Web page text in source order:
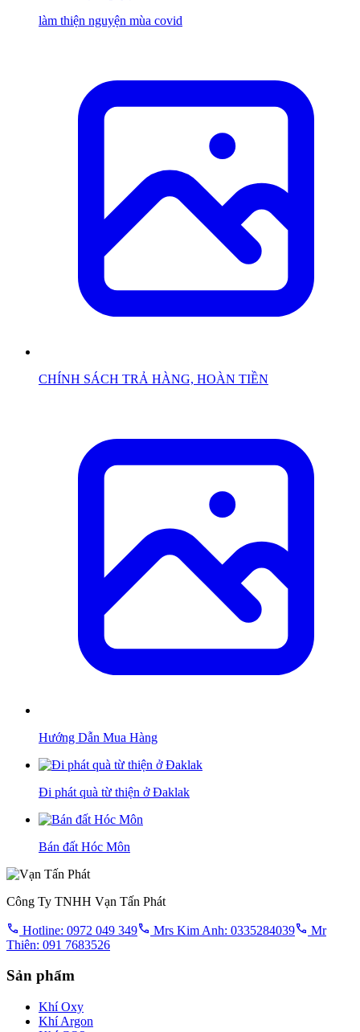
làm thiện nguyện mùa covid
CHÍNH SÁCH TRẢ HÀNG, HOÀN TIỀN
Hướng Dẫn Mua Hàng
Đi phát quà từ thiện ở Đaklak
Bán đất Hóc Môn
Công Ty TNHH Vạn Tấn Phát
Hotline: 0972 049 349 Mrs Kim Anh: 0335284039
Mr
Thiên: 091 7683526
Sản phẩm
Khí Oxy
Khí Argon